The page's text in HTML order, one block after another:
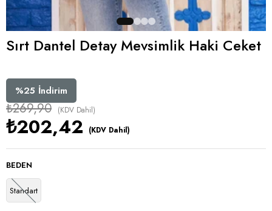
Sırt Dantel Detay Mevsimlik Haki Ceket
%25 İndirim
₺269,90 (KDV Dahil)
₺202,42 (KDV Dahil)
BEDEN
Standart